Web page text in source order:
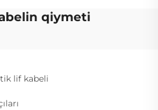
qiymeti
lif kabeli